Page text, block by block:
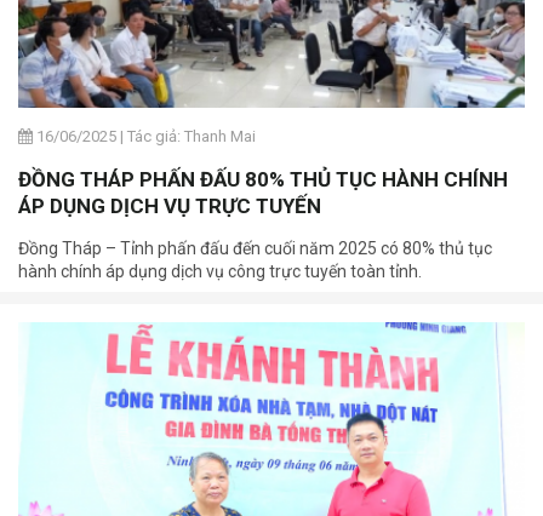
16/06/2025 | Tác giả: Thanh Mai
ĐỒNG THÁP PHẤN ĐẤU 80% THỦ TỤC HÀNH CHÍNH
ÁP DỤNG DỊCH VỤ TRỰC TUYẾN
Đồng Tháp – Tỉnh phấn đấu đến cuối năm 2025 có 80% thủ tục
hành chính áp dụng dịch vụ công trực tuyến toàn tỉnh.